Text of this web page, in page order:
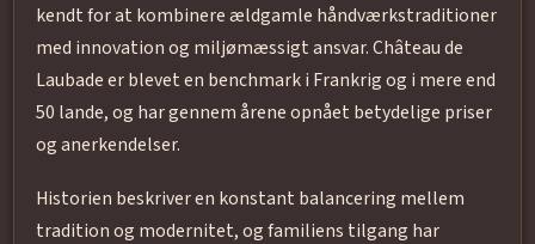
kendt for at kombinere ældgamle håndværkstraditioner
med innovation og miljømæssigt ansvar. Château de
Laubade er blevet en benchmark i Frankrig og i mere end
50 lande, og har gennem årene opnået betydelige priser
og anerkendelser.
Historien beskriver en konstant balancering mellem
tradition og modernitet, og familiens tilgang har